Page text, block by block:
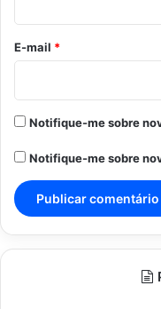
o
*
E-mail *
Notifique-me sobre
Notifique-me sobre